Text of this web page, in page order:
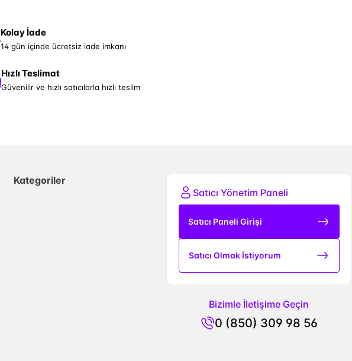
Kolay İade
14 gün içinde ücretsiz iade imkanı
Hızlı Teslimat
Güvenilir ve hızlı satıcılarla hızlı teslim
Kategoriler
Satıcı Yönetim Paneli
Satıcı Paneli Girişi
Satıcı Olmak İstiyorum
Bizimle İletişime Geçin
0 (850) 309 98 56